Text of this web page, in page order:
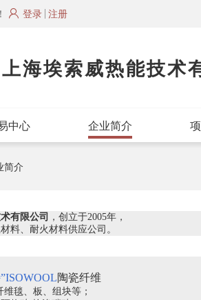
登录 注册
上海埃索威热能技术
中心 企业简介
简介
有限公司
，创立于2005年，
料、耐火材料供应公司。
陶瓷纤维
维毯、板、组块等；